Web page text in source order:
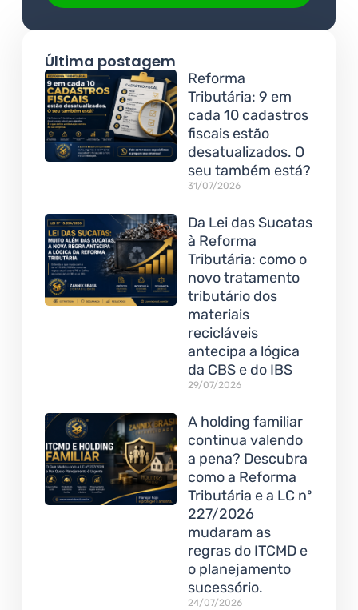
Última postagem
Reforma
Tributária: 9 em
cada 10 cadastros
fiscais estão
desatualizados. O
seu também está?
31/07/2026
Da Lei das Sucatas
à Reforma
Tributária: como o
novo tratamento
tributário dos
materiais
recicláveis
antecipa a lógica
da CBS e do IBS
29/07/2026
A holding familiar
continua valendo
a pena? Descubra
como a Reforma
Tributária e a LC nº
227/2026
mudaram as
regras do ITCMD e
o planejamento
sucessório.
24/07/2026